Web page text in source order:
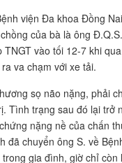
viện Đa khoa Đồng
của bà là ông
vào tối 12-7 khi
va chạm với xe tải.
sọ não nặng, phải
Tình trạng sau đó lại trở
nặng nề của chấn
đã chuyển ông S. về
gia đình, giờ chỉ